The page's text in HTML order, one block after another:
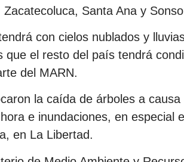
Santa Ana y
con cielos nublados y
que el resto del país tendrá
del MARN.
la caída de árboles a causa
e inundaciones, en especial
en La Libertad.